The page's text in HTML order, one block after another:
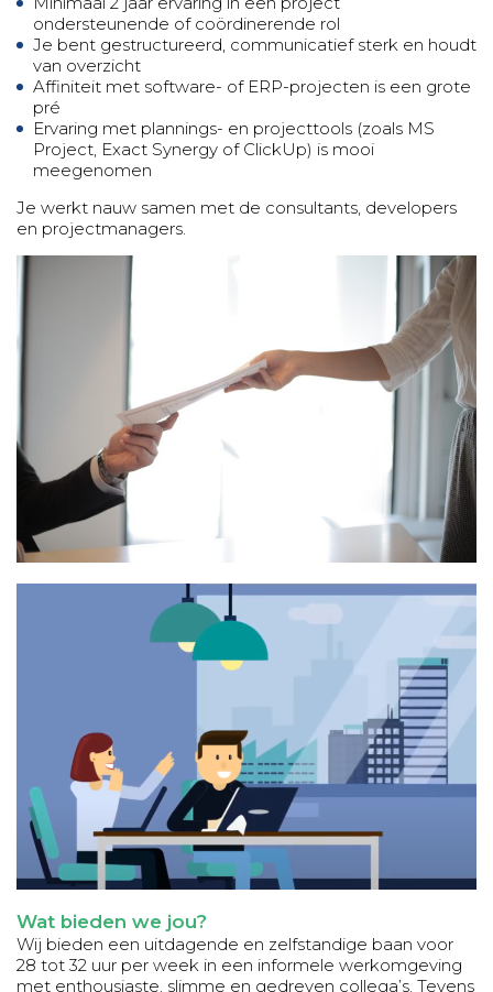
ondersteunende of coördinerende rol
Je bent gestructureerd, communicatief sterk en houdt
van overzicht
Affiniteit met software- of ERP-projecten is een grote
pré
Ervaring met plannings- en projecttools (zoals MS
Project, Exact Synergy of ClickUp) is mooi
meegenomen
Je werkt nauw samen met de consultants, developers
en projectmanagers.
Wat bieden we jou?
Wij bieden een uitdagende en zelfstandige baan voor
28 tot 32 uur per week in een informele werkomgeving
met enthousiaste, slimme en gedreven collega’s. Tevens